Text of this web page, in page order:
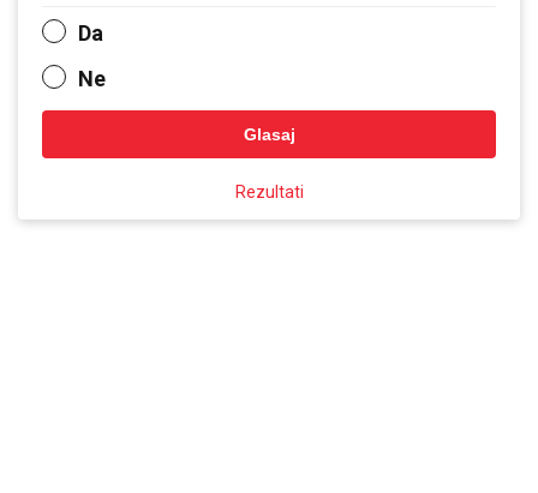
Da
Ne
Glasaj
Rezultati